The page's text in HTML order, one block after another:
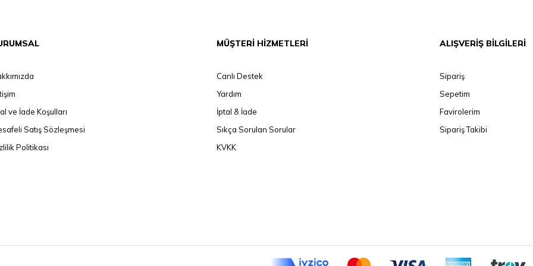
ve İade Koşulları
Satış Sözleşmesi
Politikası
MÜŞTERİ HİZMETLERİ
Canlı Destek
Yardım
İptal & İade
Sıkça Sorulan Sorular
KVKK
ALIŞVERİŞ BİLGİLERİ
Sipariş
Sepetim
Favirolerim
Sipariş Takibi